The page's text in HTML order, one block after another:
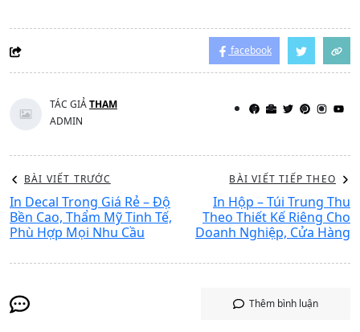
-------------------------------------------------------------
Để biết thêm chi tiết về giá cả cũng như các ưu đãi hiện
có, vui lòng liên hệ với đội ngũ tư vấn củaIn Đại Phúc.
Mọi thông tin đặt hàng liên hệ
Gửi file email qua: inandaiphuc@gmail.com
Số điện thoại: 0333 586 354 - 0986 552 442
VP1: Số 09, ngách 1 / 2 phố Định Công, tổ 1B, Thịnh Liệt,
Hoàng Mai, Tp Hà Nội
VP2: Số 09 Đặng Ma La, Kênh Dương, Lê Chân, Tp. Hải
Phòng
Xưởng sản xuất: 460 Trần Quý Cáp, Văn Chương, Đống
Đa, Tp. Hà Nội